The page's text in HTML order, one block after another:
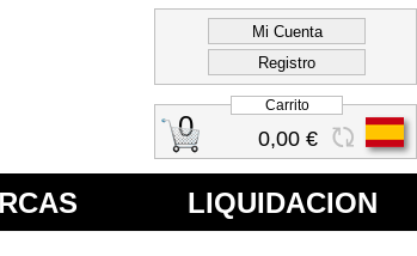
0 0,00 €
Carrito
LIQUIDACION